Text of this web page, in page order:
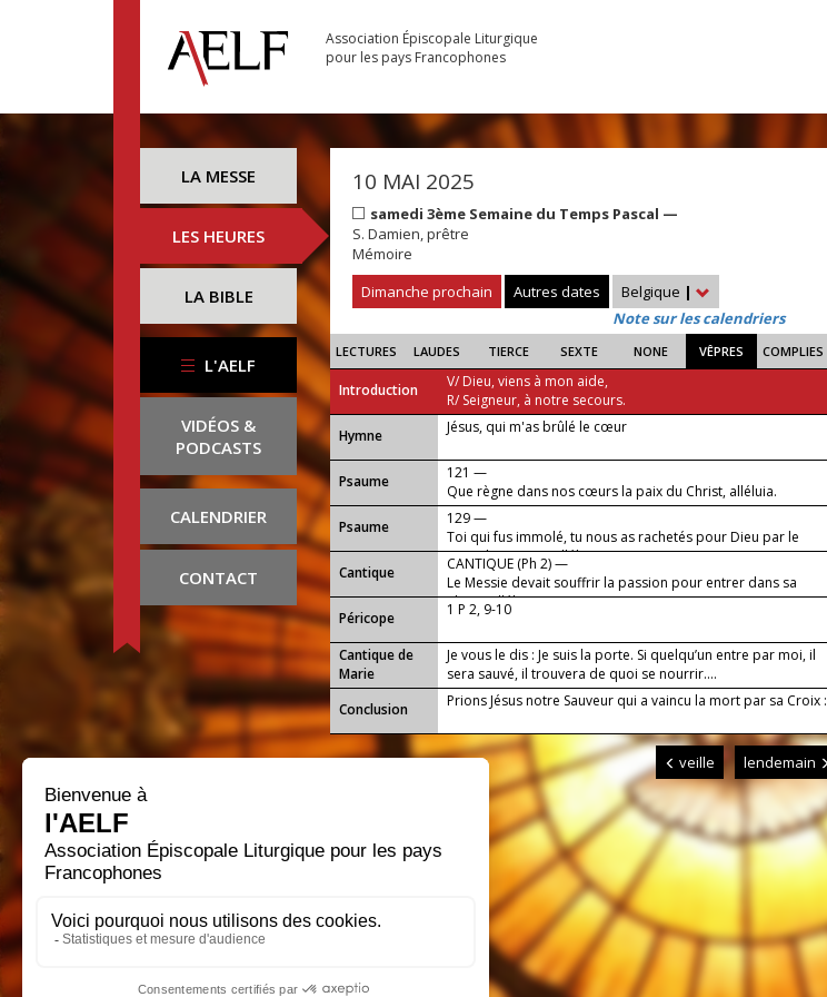
Association Épiscopale Liturgique
pour les pays Francophones
LA MESSE
LES HEURES
LA BIBLE
L'AELF
VIDÉOS &
PODCASTS
CALENDRIER
CONTACT
10 MAI 2025
samedi 3ème Semaine du Temps Pascal —
S. Damien, prêtre
Mémoire
Dimanche prochain
Autres dates Belgique |
Note sur les calendriers
LECTURES LAUDES TIERCE SEXTE NONE VÊPRES COMPLIES
Introduction
V/ Dieu, viens à mon aide,
R/ Seigneur, à notre secours.
...
Hymne Jésus, qui m'as brûlé le cœur
Psaume
121 —
Que règne dans nos cœurs la paix du Christ, alléluia.
Psaume
129 —
Toi qui fus immolé, tu nous as rachetés pour Dieu par le
sang de ta croix, alléluia.
Cantique
CANTIQUE (Ph 2) —
Le Messie devait souffrir la passion pour entrer dans sa
gloire, alléluia.
Péricope
1 P 2, 9-10
Cantique de
Marie
Je vous le dis : Je suis la porte. Si quelqu’un entre par moi, il
sera sauvé, il trouvera de quoi se nourrir....
Conclusion
Prions Jésus notre Sauveur qui a vaincu la mort par sa Croix :
veille lendemain